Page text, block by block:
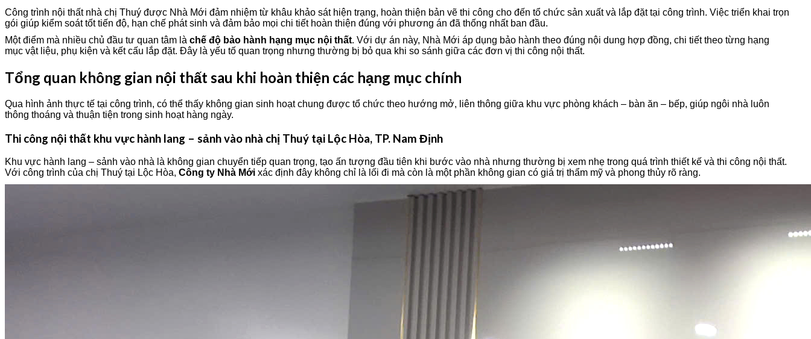
Công trình nội thất nhà chị Thuý được Nhà Mới đảm nhiệm từ khâu khảo sát hiện trạng, hoàn thiện bản vẽ thi công cho đến tổ chức sản xuất và lắp đặt tại công trình. Việc triển khai trọn
gói giúp kiểm soát tốt tiến độ, hạn chế phát sinh và đảm bảo mọi chi tiết hoàn thiện đúng với phương án đã thống nhất ban đầu.
Một điểm mà nhiều chủ đầu tư quan tâm là chế độ bảo hành hạng mục nội thất. Với dự án này, Nhà Mới áp dụng bảo hành theo đúng nội dung hợp đồng, chi tiết theo từng hạng
mục vật liệu, phụ kiện và kết cấu lắp đặt. Đây là yếu tố quan trọng nhưng thường bị bỏ qua khi so sánh giữa các đơn vị thi công nội thất.
Tổng quan không gian nội thất sau khi hoàn thiện các hạng mục chính
Qua hình ảnh thực tế tại công trình, có thể thấy không gian sinh hoạt chung được tổ chức theo hướng mở, liên thông giữa khu vực phòng khách – bàn ăn – bếp, giúp ngôi nhà luôn
thông thoáng và thuận tiện trong sinh hoạt hàng ngày.
Thi công nội thất khu vực hành lang – sảnh vào nhà chị Thuý tại Lộc Hòa, TP. Nam Định
Khu vực hành lang – sảnh vào nhà là không gian chuyển tiếp quan trọng, tạo ấn tượng đầu tiên khi bước vào nhà nhưng thường bị xem nhẹ trong quá trình thiết kế và thi công nội thất.
Với công trình của chị Thuý tại Lộc Hòa, Công ty Nhà Mới xác định đây không chỉ là lối đi mà còn là một phần không gian có giá trị thẩm mỹ và phong thủy rõ ràng.